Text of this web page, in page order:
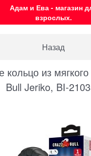
Адам и Ева - магазин
взрослых.
Назад
кольцо из
Bull Jeriko, BI-